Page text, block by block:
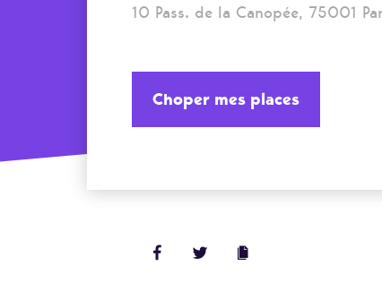
10 Pass. de la Canopée, 75001
Choper mes places